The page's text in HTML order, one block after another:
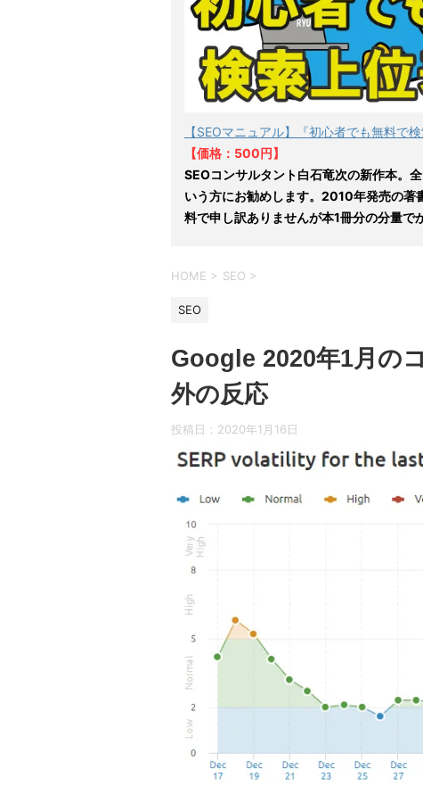
【SEOマニュアル】『初心者でも無料で
【価格：500円】
SEOコンサルタント白石竜次の新作本。
いう方にお勧めします。2010年発売の
料で申し訳ありませんが本1冊分の分量で
HOME > SEO >
SEO
Google 2020年1月の
外の反応
投稿日： 2020年1月16日